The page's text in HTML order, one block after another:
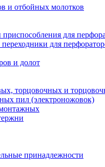
и отбойных молотков
приспособления для
для
и долот
торцовочных и
пил (электроножовок)
принадлежности